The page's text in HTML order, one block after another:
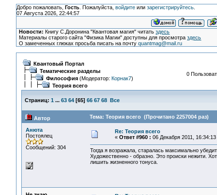
Добро пожаловать, Гость. Пожалуйста, войдитеили зарегистрируйтесь.
07 Августа 2026, 22:44:57
Новости: Книгу С.Доронина "Квантовая магия" читатьздесь
Материалы старого сайта "Физика Магии" доступны для просмотраздесь
О замеченных глюках просьба писать на почтуquantmag@mail.ru
Квантовый Портал
Тематические разделы
Философия(Модератор: Корнак7)
Теория всего
0
Страниц: 1 ... 63 64[65] 66 67 68 Все
Автор Тема: Теория всего (Прочитано 2257004 раз)
Анюта
Постоялец
Сообщений: 304
Re: Теория всего
« Ответ #960 : 06 Декабря 2011, 16:34:13
Тогда я возражала, старалась максимально
Художественно - образно. Это происки нежити.
лишить жизненного тонуса.